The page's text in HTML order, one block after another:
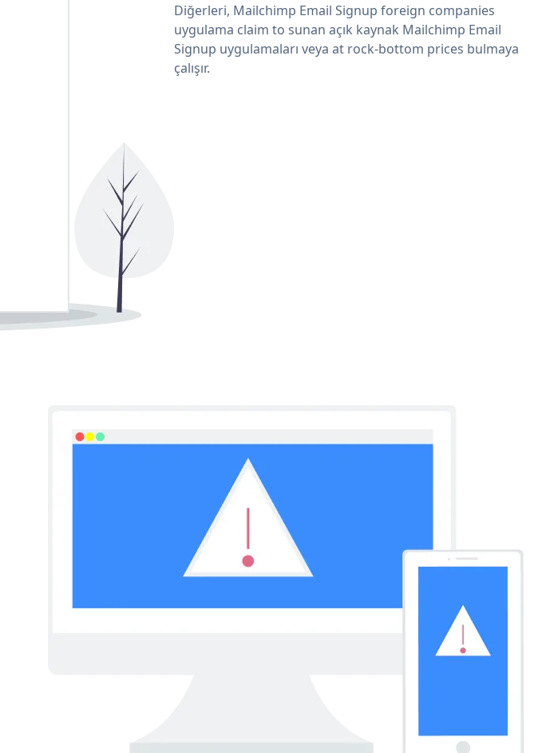
Diğerleri, Mailchimp Email Signup foreign companies
uygulama claim to sunan açık kaynak Mailchimp Email
Signup uygulamaları veya at rock-bottom prices bulmaya
çalışır.